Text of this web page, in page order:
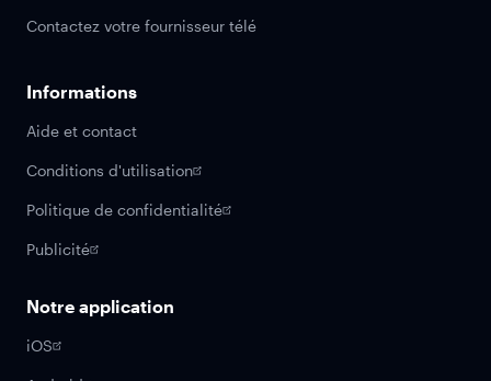
Contactez votre fournisseur télé
Informations
Aide et contact
Conditions d'utilisation
Politique de confidentialité
Publicité
Notre application
iOS